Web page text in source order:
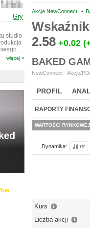
Akcje NewConnect •
2.58 +0.02
BAKED
NewConnect - Akcje/
PROFIL
BR LAB
RAPORTY
WARTOŚCI RYNKOWEJ
Dynamika: r/r
Kurs
Liczba akcji
5
920
653
Gry
studio
więcej »